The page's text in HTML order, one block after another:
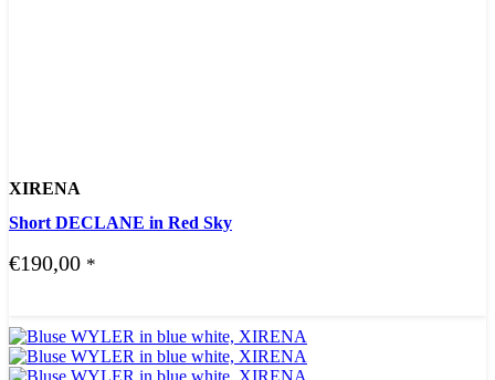
XIRENA
Short DECLANE in Red Sky
€190,00 *